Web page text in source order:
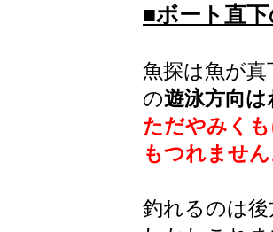
■ボート直
魚探は魚が
の遊泳方向
ただやみく
もつれませ
釣れるのは